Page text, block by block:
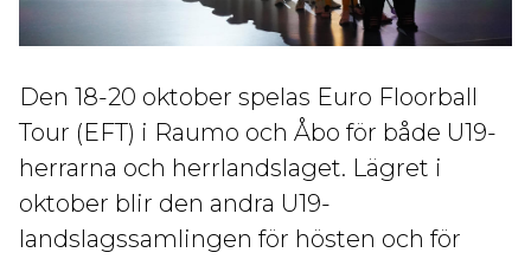
Den 18-20 oktober spelas Euro Floorball
Tour (EFT) i Raumo och Åbo för både U19-
herrarna och herrlandslaget. Lägret i
oktober blir den andra U19-
landslagssamlingen för hösten och för